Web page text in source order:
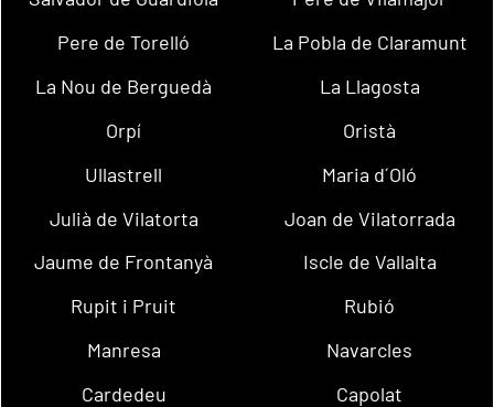
Pere de Torelló
La Pobla de Claramunt
La Nou de Berguedà
La Llagosta
Orpí
Oristà
Ullastrell
Maria d´Oló
Julià de Vilatorta
Joan de Vilatorrada
Jaume de Frontanyà
Iscle de Vallalta
Rupit i Pruit
Rubió
Manresa
Navarcles
Cardedeu
Capolat